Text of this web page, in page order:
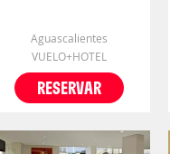
Aguascalientes
VUELO+HOTEL
RESERVAR